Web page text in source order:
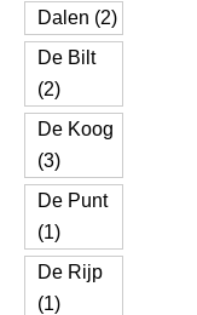
Dalen (2)
De Bilt
(2)
De Koog
(3)
De Punt
(1)
De Rijp
(1)